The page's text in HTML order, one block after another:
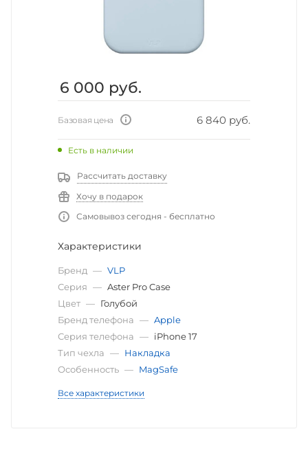
6 000 руб.
Базовая цена 6 840 руб.
Есть в наличии
Рассчитать доставку
Хочу в подарок
Самовывоз сегодня - бесплатно
Характеристики
Бренд — VLP
Серия — Aster Pro Case
Цвет — Голубой
Бренд телефона — Apple
Серия телефона — iPhone 17
Тип чехла — Накладка
Особенность — MagSafe
Все характеристики